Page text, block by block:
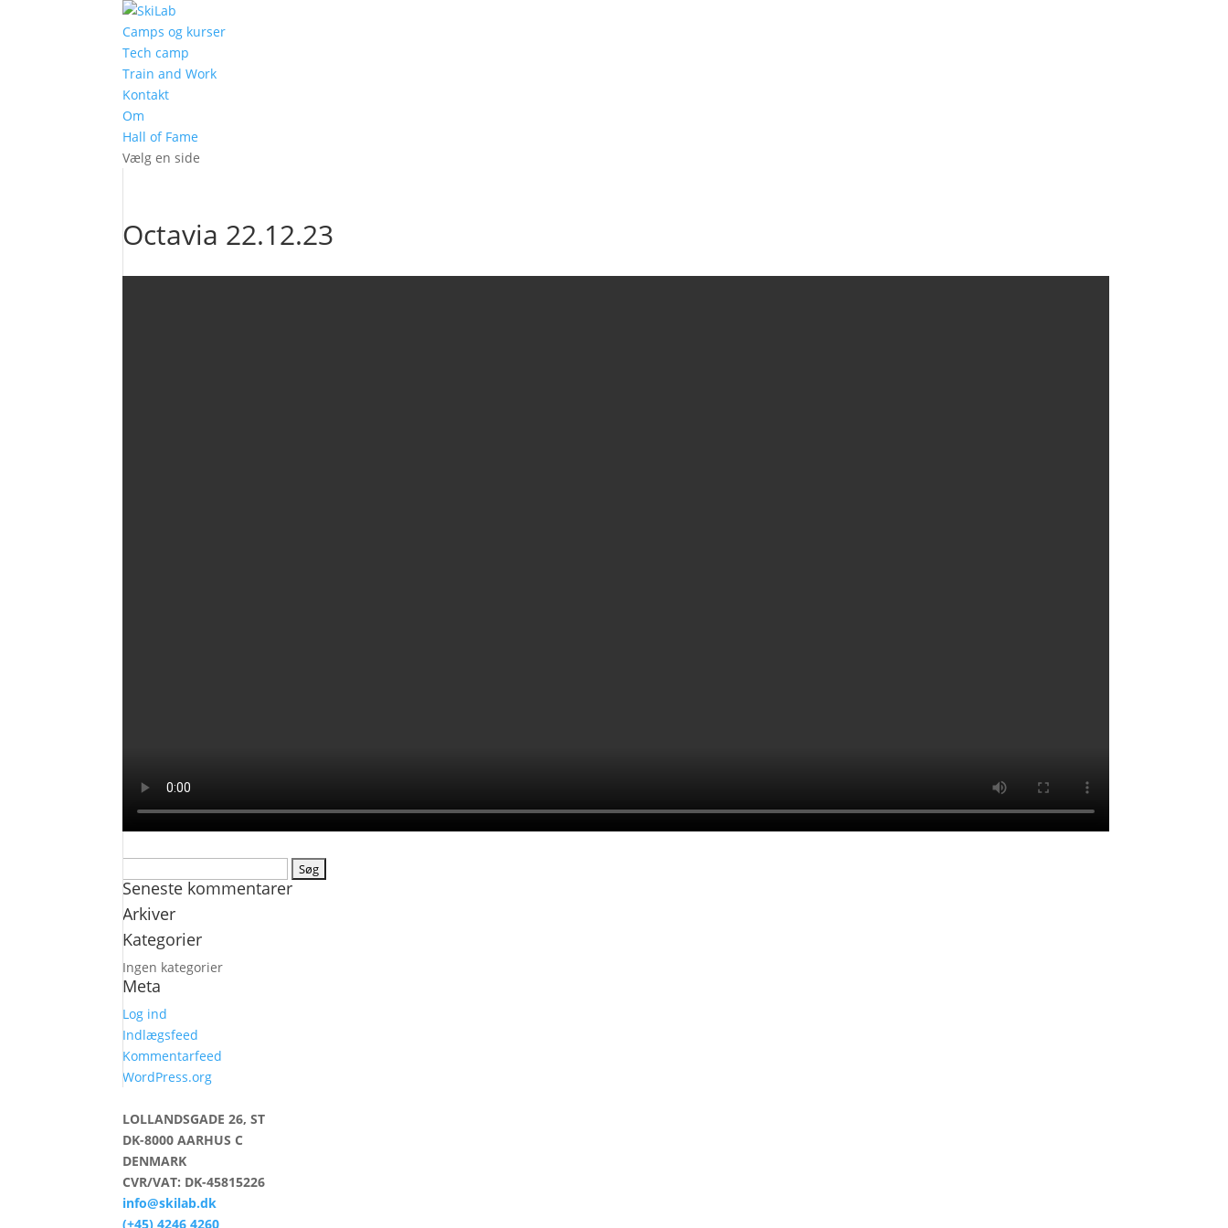
Camps og kurser
Tech camp
Train and Work
Kontakt
Om
Hall of Fame
Vælg en side
Octavia 22.12.23
efter:
Seneste kommentarer
Arkiver
Kategorier
Ingen kategorier
Meta
Log ind
Indlægsfeed
Kommentarfeed
WordPress.org
LOLLANDSGADE 26, ST
DK-8000 AARHUS C
DENMARK
CVR/VAT: DK-45815226
info@skilab.dk
(+45) 4246 4260